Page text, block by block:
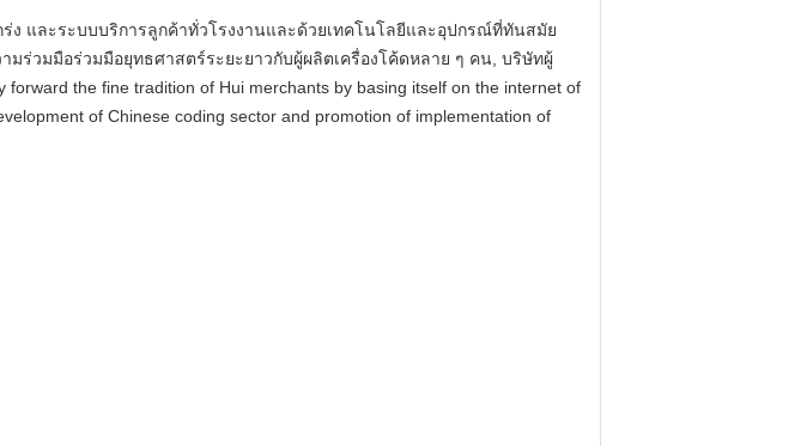
ง และระบบบริการลูกค้าทั่วโรงงานและด้วยเทคโนโลยีและอุปกรณ์ที่ทันสมัย
ร่วมมือร่วมมือยุทธศาสตร์ระยะยาวกับผู้ผลิตเครื่องโค้ดหลาย ๆ คน, บริษัทผู้
the fine tradition of Hui merchants by basing itself on the internet of
of Chinese coding sector and promotion of implementation of